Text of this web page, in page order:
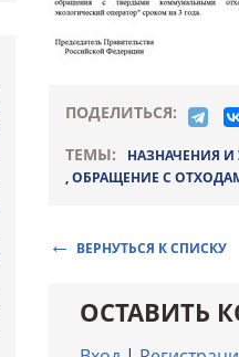
ПОДЕЛИТЬСЯ:
ТЕМЫ:
НАЗНАЧЕНИЯ
,ОБРАЩЕНИЕ С
ВЕРНУТЬСЯ К СПИСКУ
ОСТАВИТЬ